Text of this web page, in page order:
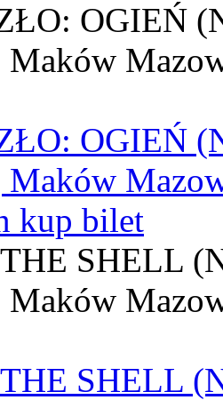
OGIEŃ
Maków
OGIEŃ
Maków
kup bilet
SHELL
Maków
SHELL